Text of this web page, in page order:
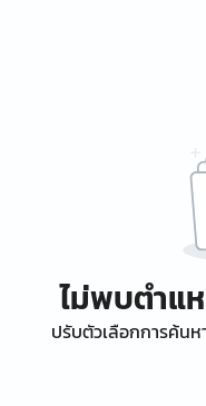
ไม่พบตำแ
ปรับตัวเลือกการค้น